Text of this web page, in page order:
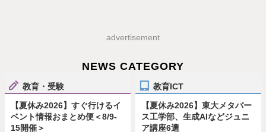
advertisement
NEWS CATEGORY
教育・受験
【夏休み2026】すぐ行けるイ
ベント情報おまとめ便＜8/9-
15開催＞
教育ICT
【夏休み2026】東大メタバー
ス工学部、生成AIなどジュニ
ア講座6選